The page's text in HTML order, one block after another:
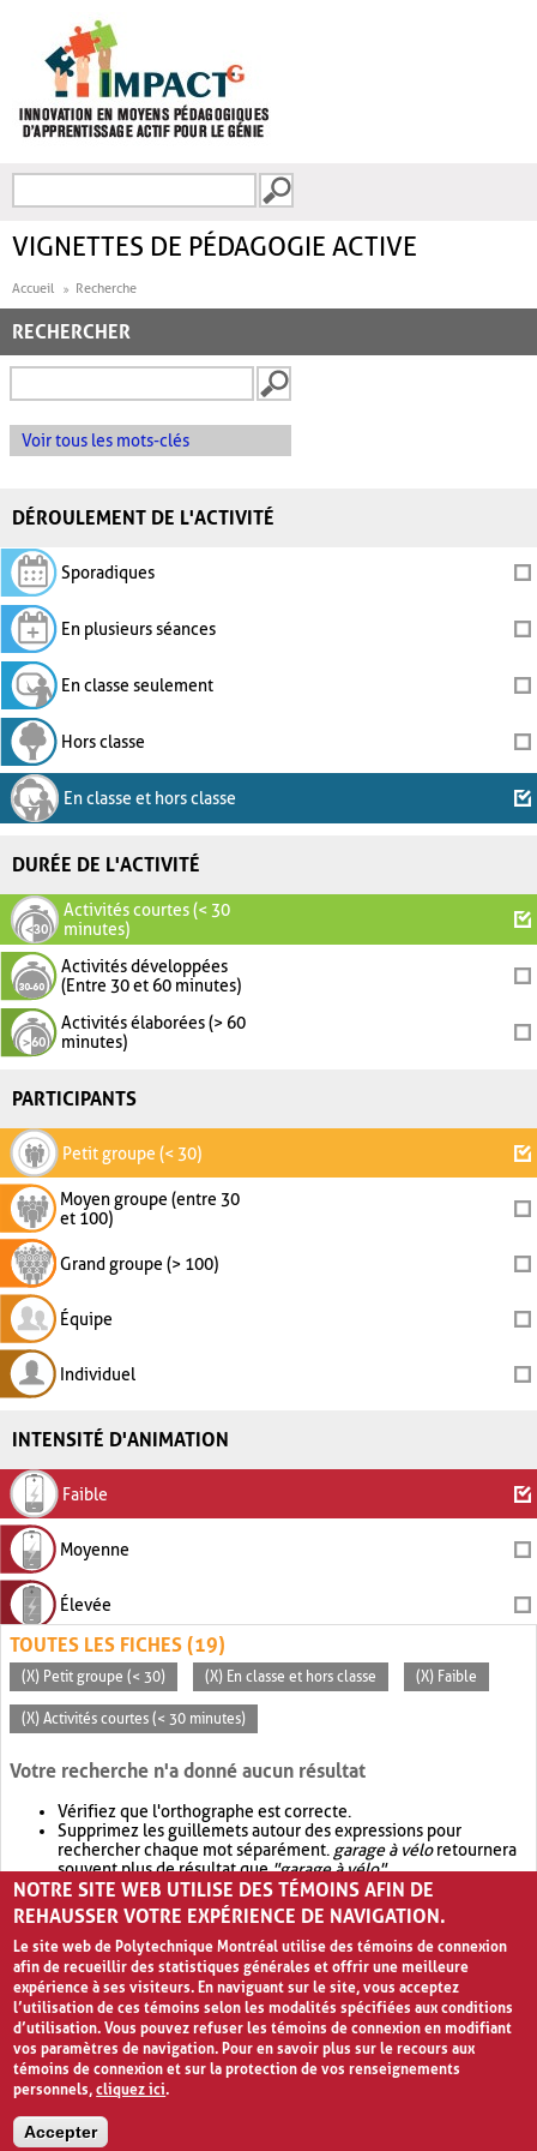
FORMULAIRE DE
VIGNETTES DE PÉDAGOGIE ACTIVE
Accueil Recherche
RECHERCHER
Voir tous les mots-clés
DÉROULEMENT DE L'ACTIVITÉ
Sporadiques
En plusieurs séances
En classe seulement
Hors classe
En classe et hors classe
DURÉE DE L'ACTIVITÉ
Activités courtes (< 30
minutes)
Activités développées
(Entre 30 et 60 minutes)
Activités élaborées (> 60
minutes)
PARTICIPANTS
Petit groupe (< 30)
Moyen groupe (entre 30
et 100)
Grand groupe (> 100)
Équipe
Individuel
INTENSITÉ D'ANIMATION
Faible
Moyenne
Élevée
TOUTES LES FICHES (19)
(X) Petit groupe (< 30) (X) En classe et hors classe (X) Faible
(X) Activités courtes (< 30 minutes)
Votre recherche n'a donné aucun résultat
Vérifiez que l'orthographe est correcte.
Supprimez les guillemets autour des expressions pour
rechercher chaque mot séparément. garage à véloretournera
souvent plus de résultat que"garage à vélo".
Envisagez d'élargir votre recherche avec OR.garage OR vélo
retournera souvent plus de résultat quegarage à vélo
NOTRE SITE WEB UTILISE DES TÉMOINS AFIN DE
REHAUSSER VOTRE EXPÉRIENCE DE NAVIGATION.
Le site web de Polytechnique Montréal utilise des témoins de connexion
afin de recueillir des statistiques générales et offrir une meilleure
expérience à ses visiteurs. En naviguant sur le site, vous acceptez
l’utilisation de ces témoins selon les modalités spécifiées aux conditions
d’utilisation. Vous pouvez refuser les témoins de connexion en modifiant
vos paramètres de navigation. Pour en savoir plus sur le recours aux
témoins de connexion et sur la protection de vos renseignements
personnels,cliquez ici.
Accepter